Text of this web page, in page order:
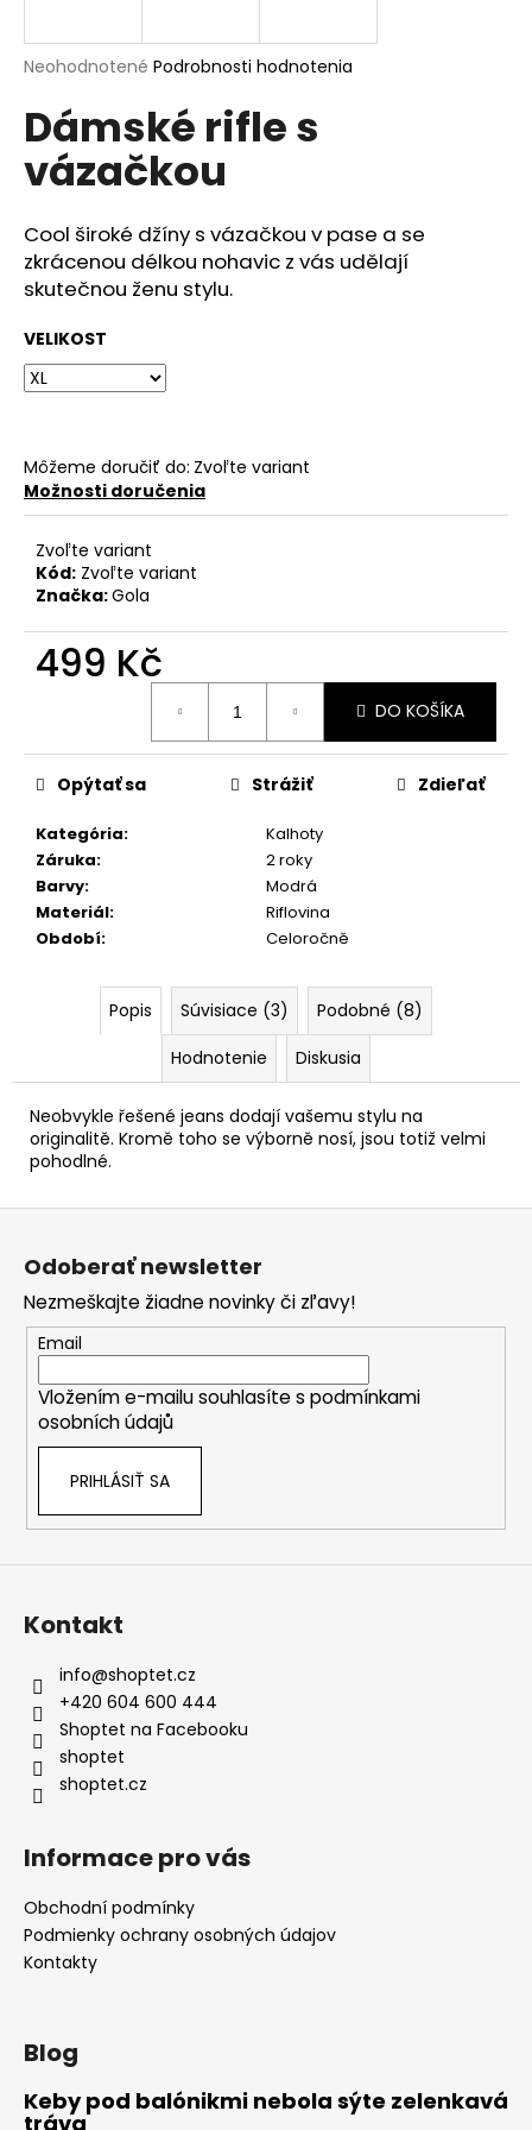
Priemerné
produktu
je
z
hviezdičiek.
Neohodnotené Podrobnosti hodnotenia
Dámské rifle s
vázačkou
Cool široké džíny s vázačkou v pase a se
zkrácenou délkou nohavic z vás udělají
skutečnou ženu stylu.
VELIKOST
Môžeme doručiť do: Zvoľte variant
Možnosti doručenia
Zvoľte variant
Kód: Zvoľte variant
Značka:Gola
499 Kč
DO KOŠÍKA
Kategória:
Kalhoty
Záruka:
2 roky
Barvy:
Modrá
Materiál:
Riflovina
Období: Celoročně
Opýtať sa Strážiť Zdieľať
Popis Súvisiace (3)
Podobné (8)
Hodnotenie
Diskusia
Neobvykle řešené jeans dodají vašemu stylu na
originalitě. Kromě toho se výborně nosí, jsou totiž velmi
pohodlné.
j
ť
?
HĽADAŤ
O
o
r
ú
č
a
m
ČERVENÁ
789
Kč
Z
Odoberať newsletter
Nezmeškajte žiadne novinky či zľavy!
Email
Vložením e-mailu souhlasíte s podmínkami
osobních údajů
PRIHLÁSIŤ SA
Kontakt
info@shoptet.cz
+420 604 600 444
Shoptet na Facebooku
shoptet
shoptet.cz
Informace pro vás
Obchodní podmínky
Podmienky ochrany osobných údajov
Kontakty
Blog
Keby pod balónikmi nebola sýte zelenkavá
tráva